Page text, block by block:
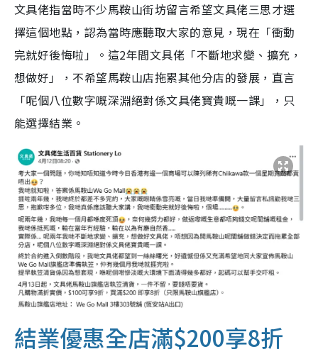
文具佬指當時不少馬鞍山街坊留言希望文具佬三思才選
擇這個地點，認為當時應聽取大家的意見，現在「衝動
完就好後悔啦」。這2年間文具佬「不斷地求變、擴充，
想做好」，不希望馬鞍山店拖累其他分店的發展，直言
「呢個八位數字嘅深淵絕對係文具佬寶貴嘅一課」，只
能選擇結業。
結業優惠全店滿$200享8折